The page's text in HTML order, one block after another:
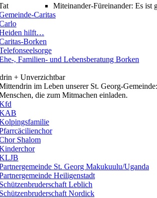
Miteinander-Füreinander: Es ist
Caritas
hilft…
Borken
, Familien- und Lebensberatung Borken
+ Unverzichtbar
im Leben unserer St. Georg-
die zum Mitmachen einladen.
Shalom
St. Georg Makukuulu/Uganda
Heiligenstadt
Schützenbruderschaft Leblich
Schützenbruderschaft Nordick